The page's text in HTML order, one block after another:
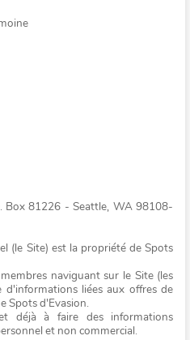
Box 81226 - Seattle, WA 98108-
(le Site) est la propriété de Spots
naviguant sur le Site (les
liées aux offres de
Spots d'Evasion.
déjà à faire des informations
et non commercial.